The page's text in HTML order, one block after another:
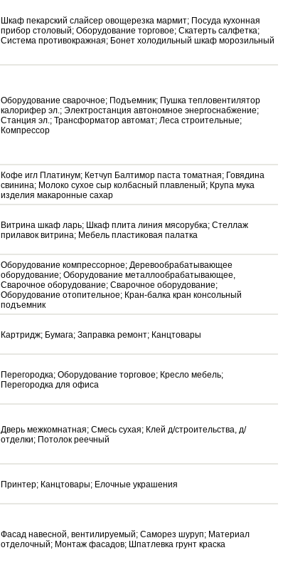
Шкаф пекарский слайсер овощерезка мармит; Посуда кухонная
прибор столовый; Оборудование торговое; Скатерть салфетка;
Система противокражная; Бонет холодильный шкаф морозильный
Оборудование сварочное; Подъемник; Пушка тепловентилятор
калорифер эл.; Электростанция автономное энергоснабжение;
Станция эл.; Трансформатор автомат; Леса строительные;
Компрессор
Кофе игл Платинум; Кетчуп Балтимор паста томатная; Говядина
свинина; Молоко сухое сыр колбасный плавленый; Крупа мука
изделия макаронные сахар
Витрина шкаф ларь; Шкаф плита линия мясорубка; Стеллаж
прилавок витрина; Мебель пластиковая палатка
Оборудование компрессорное; Деревообрабатывающее
оборудование; Оборудование металлообрабатывающее,
Сварочное оборудование; Сварочное оборудование;
Оборудование отопительное; Кран-балка кран консольный
подъемник
Картридж; Бумага; Заправка ремонт; Канцтовары
Перегородка; Оборудование торговое; Кресло мебель;
Перегородка для офиса
Дверь межкомнатная; Смесь сухая; Клей д/строительства, д/
отделки; Потолок реечный
Принтер; Канцтовары; Елочные украшения
Фасад навесной, вентилируемый; Саморез шуруп; Материал
отделочный; Монтаж фасадов; Шпатлевка грунт краска